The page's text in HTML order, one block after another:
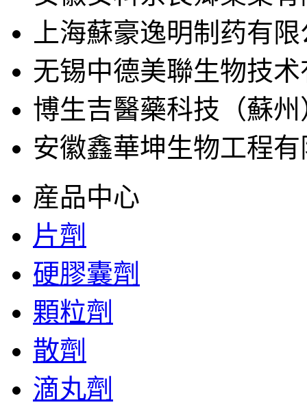
上海蘇豪逸明制药有
无锡中德美聯生物技
博生吉醫藥科技（蘇
安徽鑫華坤生物工程
産品中心
片劑
硬膠囊劑
顆粒劑
散劑
滴丸劑